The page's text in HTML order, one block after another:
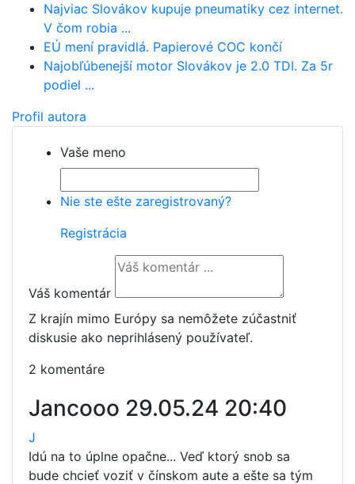
Najviac Slovákov kupuje pneumatiky cez internet.
V čom robia ...
EÚ mení pravidlá. Papierové COC končí
Najobľúbenejší motor Slovákov je 2.0 TDI. Za 5r
podiel ...
Profil autora
Vaše meno
Nie ste ešte zaregistrovaný?
Registrácia
Váš komentár
Z krajín mimo Európy sa nemôžete zúčastniť
diskusie ako neprihlásený používateľ.
2 komentáre
Jancooo 29.05.24 20:40
J
Idú na to úplne opačne... Veď ktorý snob sa
bude chcieť voziť v čínskom aute a ešte sa tým